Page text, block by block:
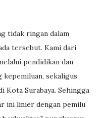
tidak ringan dalam
tersebut. Kami dari
pendidikan dan
sekaligus
Kota Surabaya. Sehingga
ini linier dengan pemilu